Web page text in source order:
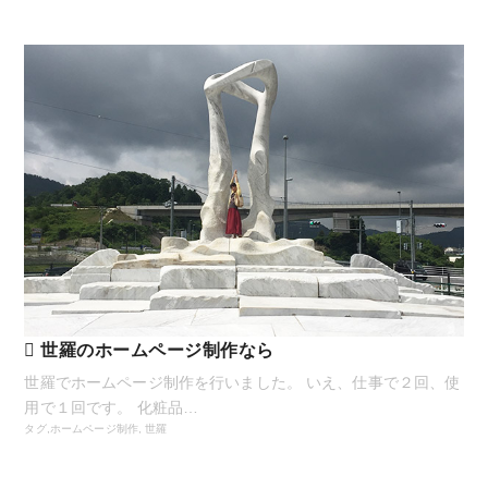
世羅のホームページ制作なら
世羅でホームページ制作を行いました。 いえ、仕事で２回、使
用で１回です。 化粧品…
タグ,ホームページ制作,世羅